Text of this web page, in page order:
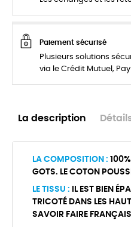
Paiement sécurisé
Plusieurs solutions
via le Crédit Mutuel,
La description
LA COMPOSITION :
GOTS. LE COTON
LE TISSU : IL EST BIEN
TRICOTÉ DANS LES
SAVOIR FAIRE